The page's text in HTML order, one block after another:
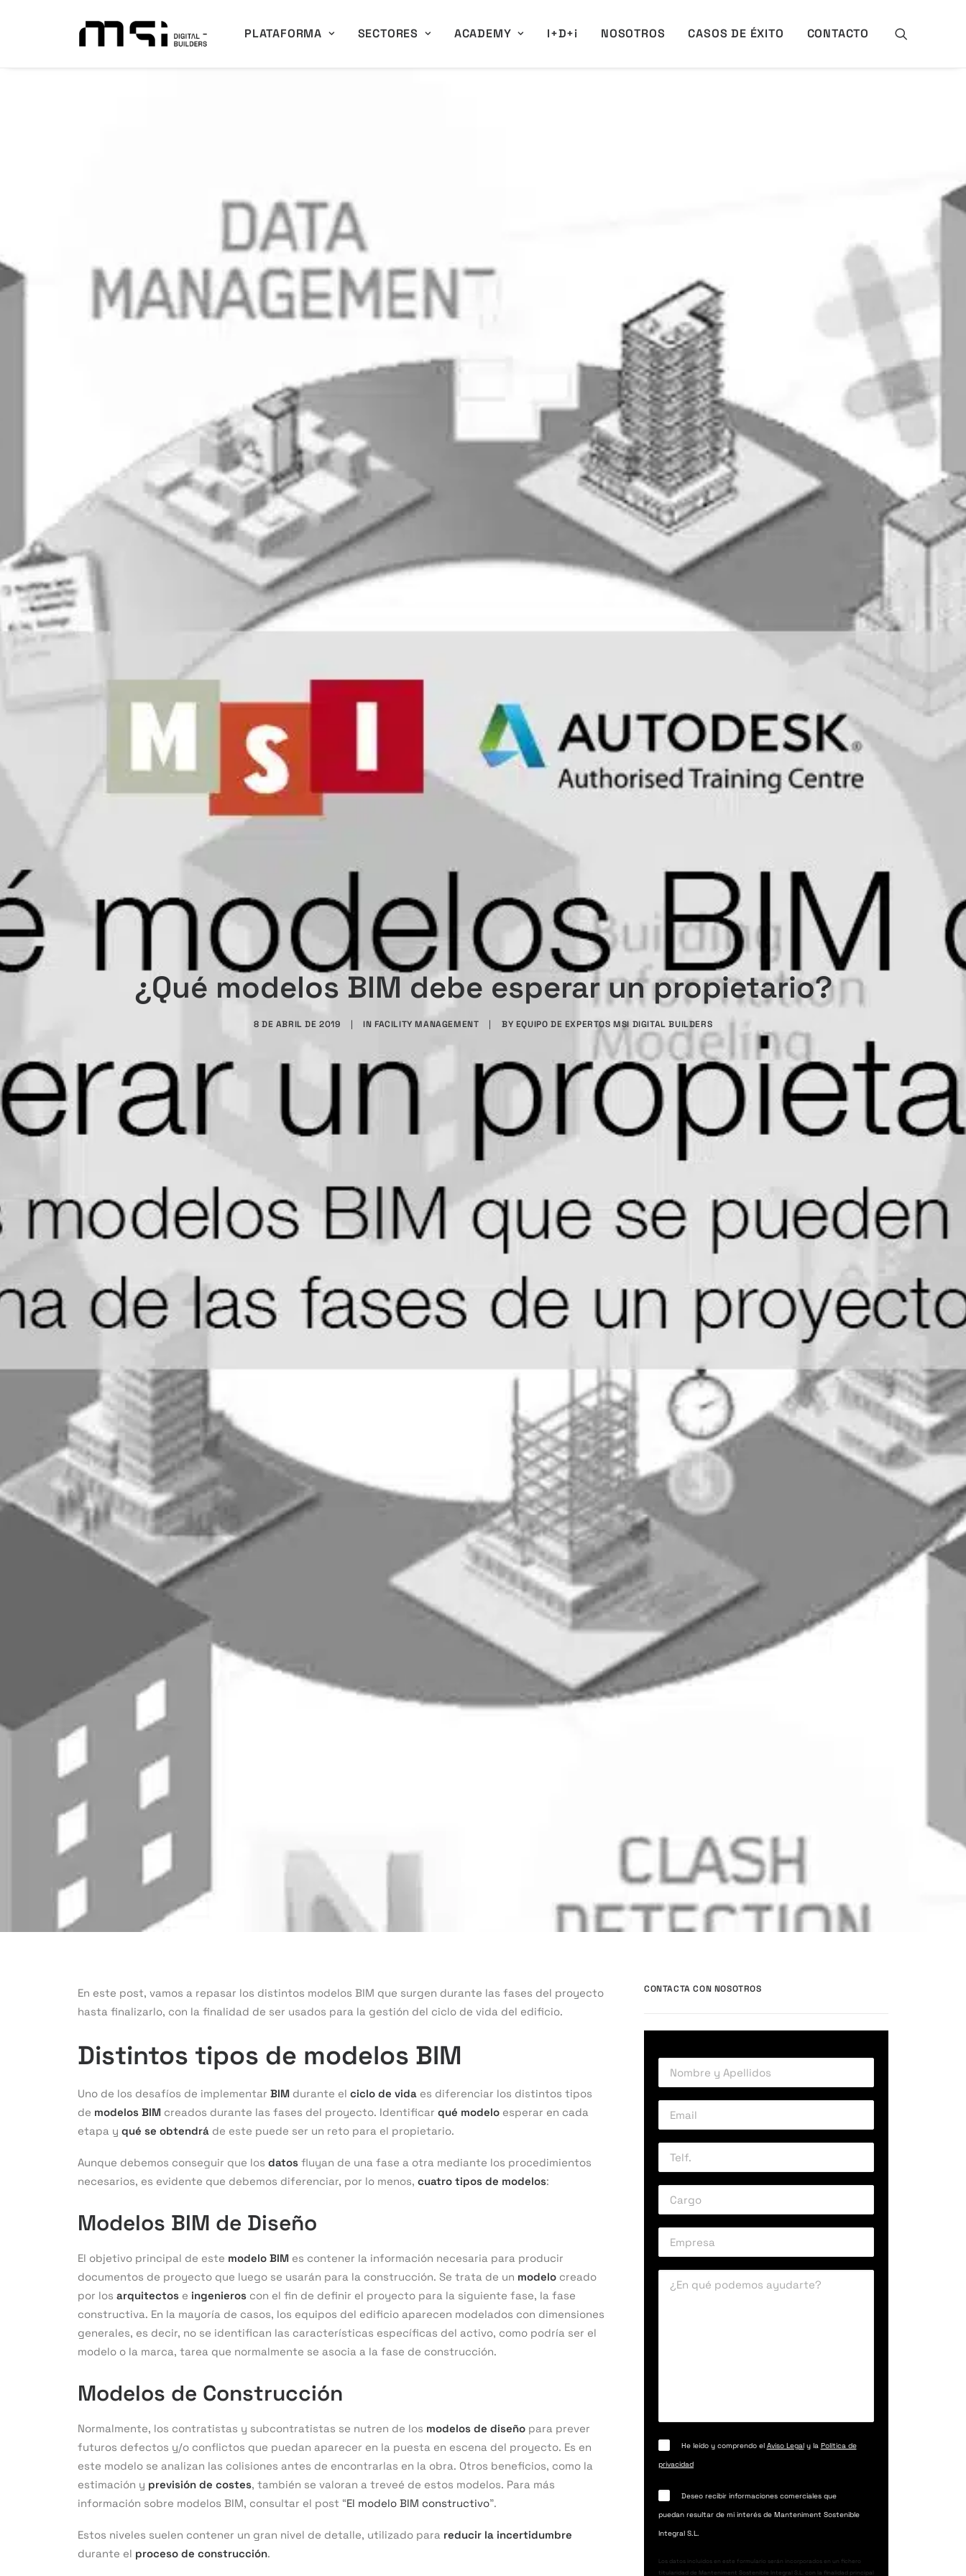
PLATAFORMA SECTORES ACADEMY I+D+i NOSOTROS CASOS DE ÉXITO CONTACTO
¿Qué modelos BIM debe esperar un propietario?
8 DE ABRIL DE 2019 | IN FACILITY MANAGEMENT | BY EQUIPO DE EXPERTOS MSI DIGITAL BUILDERS
En este post, vamos a repasar los distintos modelos BIM que surgen durante las fases del proyecto
hasta finalizarlo, con la finalidad de ser usados para la gestión del ciclo de vida del edificio.
Distintos tipos de modelos BIM
Uno de los desafíos de implementar BIM durante el ciclo de vida es diferenciar los distintos tipos
de modelos BIM creados durante las fases del proyecto. Identificar qué modelo esperar en cada
etapa y qué se obtendrá de este puede ser un reto para el propietario.
Aunque debemos conseguir que los datos fluyan de una fase a otra mediante los procedimientos
necesarios, es evidente que debemos diferenciar, por lo menos, cuatro tipos de modelos:
Modelos BIM de Diseño
El objetivo principal de este modelo BIM es contener la información necesaria para producir
documentos de proyecto que luego se usarán para la construcción. Se trata de un modelo creado
por los arquitectos e ingenieros con el fin de definir el proyecto para la siguiente fase, la fase
constructiva. En la mayoría de casos, los equipos del edificio aparecen modelados con dimensiones
generales, es decir, no se identifican las características específicas del activo, como podría ser el
modelo o la marca, tarea que normalmente se asocia a la fase de construcción.
Modelos de Construcción
Normalmente, los contratistas y subcontratistas se nutren de los modelos de diseño para prever
futuros defectos y/o conflictos que puedan aparecer en la puesta en escena del proyecto. Es en
este modelo se analizan las colisiones antes de encontrarlas en la obra. Otros beneficios, como la
estimación y previsión de costes, también se valoran a treveé de estos modelos. Para más
información sobre modelos BIM, consultar el post “El modelo BIM constructivo”.
Estos niveles suelen contener un gran nivel de detalle, utilizado para reducir la incertidumbre
durante el proceso de construcción.
CONTACTA CON NOSOTROS
He leído y comprendo el Aviso Legaly la Política de
privacidad
Deseo recibir informaciones comerciales que
puedan resultar de mi interés de Manteniment Sostenible
Integral S.L.
Los datos incluidos en este formulario serán incorporados en un fichero
titularidad de Manteniment Sostenible Integral S.L. con la finalidad principal